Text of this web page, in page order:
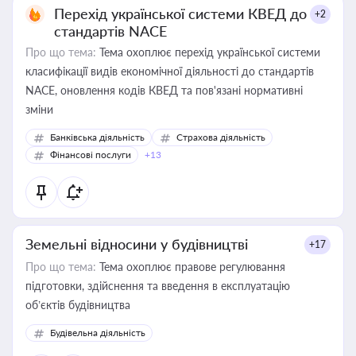
Перехід української системи КВЕД до
стандартів NACE
+2
Про що тема: Тема охоплює перехід української системи
класифікації видів економічної діяльності до стандартів
NACE, оновлення кодів КВЕД та пов'язані нормативні
зміни
Банківська діяльність
Страхова діяльність
Фінансові послуги
+13
Земельні відносини у будівництві +17
Про що тема: Тема охоплює правове регулювання
підготовки, здійснення та введення в експлуатацію
об’єктів будівництва
Будівельна діяльність